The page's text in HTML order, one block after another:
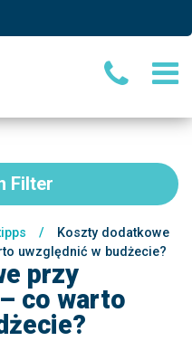
Filter
/
Koszty dodatkowe
uwzględnić w budżecie?
przy
co warto